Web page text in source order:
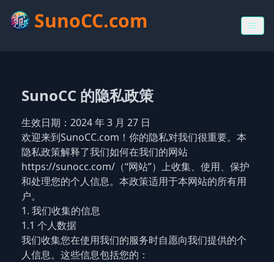
SunoCC.com
SunoCC 的隐私政策
生效日期：2024 年 3 月 27 日
欢迎来到SunoCC.com！你的隐私对我们很重要。本
隐私政策解释了我们如何在我们的网站
https://sunocc.com/（“网站”）上收集、使用、保护
和处理您的个人信息。本政策适用于本网站的所有用
户。
1. 我们收集的信息
1.1 个人数据
我们收集您在使用我们的服务时自愿向我们提供的个
人信息。这些信息包括您的：